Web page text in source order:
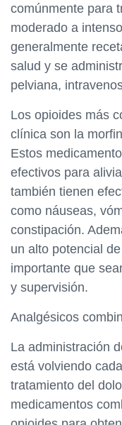
comúnmente para
moderado a
generalmente
salud y se
pelviana,
Los opioides más
clínica son la
Estos
efectivos para
también tienen
como náuseas,
constipación.
un alto potencial
importante que
y supervisión.
Analgésicos
La administración
está volviendo
tratamiento del
medicamentos